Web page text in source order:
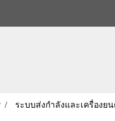
ระบบส่งกำลังและเครื่องย